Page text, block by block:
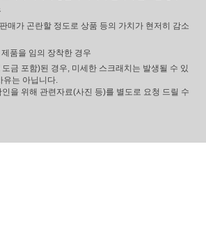
매가 곤란할 정도로 상품 등의 가치가 현저히 감소
품을 임의 장착한 경우
금 포함)된 경우, 미세한 스크래치는 발생될 수 있
유는 아닙니다.
을 위해 관련자료(사진 등)를 별도로 요청 드릴 수